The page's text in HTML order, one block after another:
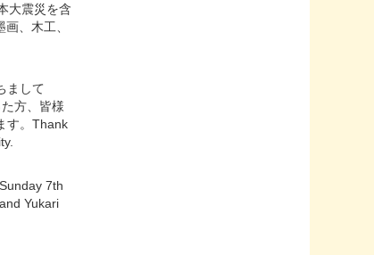
大震災を含
、木工、
まして
方、皆様
す。Thank
7th
Yukari